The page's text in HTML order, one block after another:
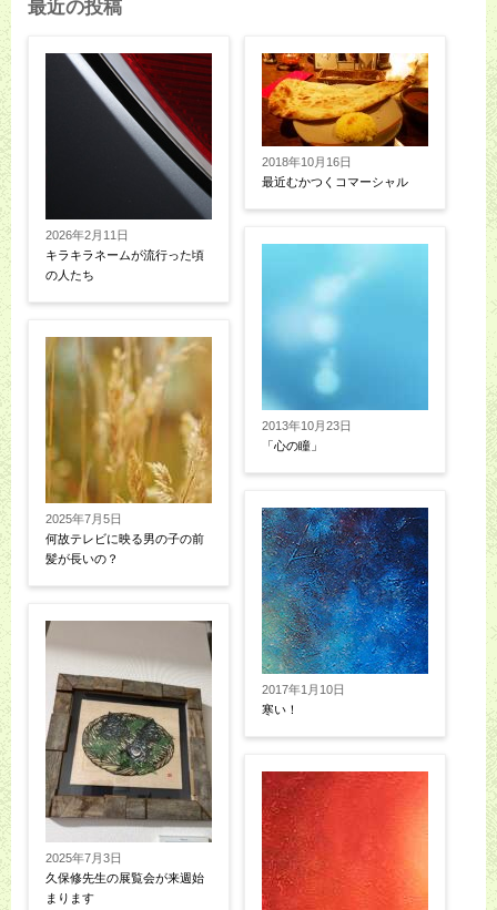
最近の投稿
2026年2月11日
キラキラネームが流行った頃
の人たち
2025年7月5日
何故テレビに映る男の子の前
髪が長いの？
2025年7月3日
久保修先生の展覧会が来週始
まります
2018年10月16日
最近むかつくコマーシャル
2013年10月23日
「心の瞳」
2017年1月10日
寒い！